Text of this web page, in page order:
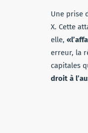
Une prise
X. Cette
elle,
erreur, la
capitales
droit à